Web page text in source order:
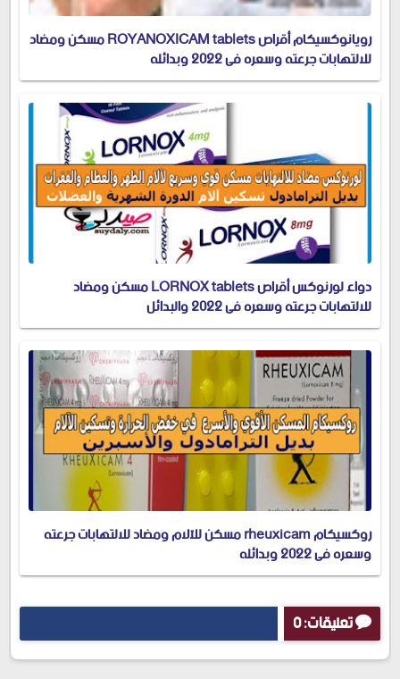
رويانوكسيكام أقراص ROYANOXICAM tablets مسكن ومضاد
للالتهابات جرعته وسعره في 2022 وبدائله
دواء لورنوكس أقراص LORNOX tablets مسكن ومضاد
للالتهابات جرعته وسعره في 2022 والبدائل
روكسيكام rheuxicam مسكن للآلام ومضاد للالتهابات جرعته
وسعره في 2022 وبدائله
تعليقات: 0
إرسال تعليق